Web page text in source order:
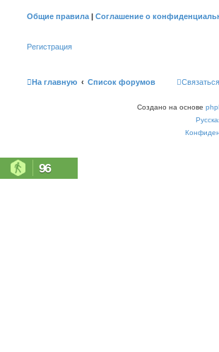
Общие правила | Соглашение о
Регистрация
На главную Список форумов
Создано на основе
96